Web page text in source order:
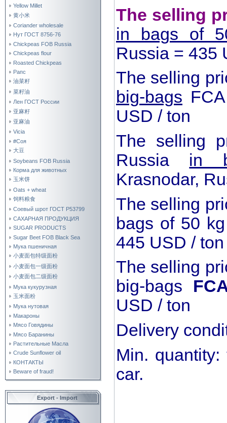
Yellow Millet
黄小米
Coriander wholesale
Нут ГОСТ 8756-76
Chickpeas FOB Russia
Chickpeas flour
Roasted Chickpeas
Рапс
油菜籽
菜籽油
Лен ГОСТ России
亚麻籽
亚麻油
Vicia
#Соя
大豆
Soybeans FOB Russia
Корма для животных
玉米饼
Oats + wheat
饲料粮食
Соевый шрот ГОСТ Р53799
САХАРНАЯ ПРОДУКЦИЯ
SUGAR PRODUCTS
Sugar Beet FOB Black Sea
Мука пшеничная
小麦面包特级面粉
小麦面包一级面粉
小麦面包二级面粉
Мука кукурузная
玉米面粉
Мука нутовая
Макароны
Мясо Говядины
Мясо Баранины
Растительные Масла
Crude Sunflower oil
КОНТАКТЫ
Beware of fraud!
Export - Import
The selling
in bags of
Russia = 435
The selling
big-bags
USD / ton
The selling
Russia in
Krasnodar,
The selling
bags of 50
445 USD / ton
The selling
big-bags
USD / ton
Delivery
Min.
car.